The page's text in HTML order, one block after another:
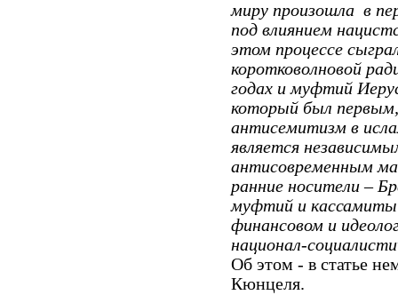
миру произошла в
под влиянием
этом процессе
коротковолновой
годах и муфтий
который был первым,
антисемитизм в
является
антисовременным
ранние носители –
муфтий и кассамиты
финансовом и
национал-
Об этом - в статье
Кюнцеля.